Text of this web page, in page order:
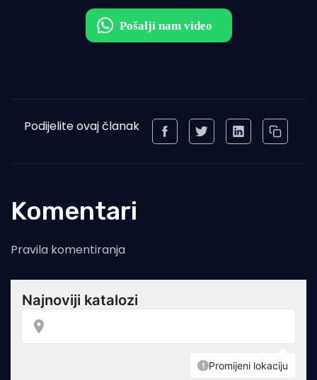
Podijelite ovaj članak
Komentari
Pravila komentiranja